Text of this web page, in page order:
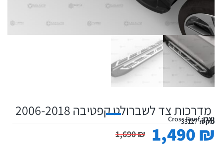
מדרכות צד לשברולט קפטיבה 2006-2018
יצרן:Cross Roofמקט:33127
1,690₪ 1,490₪